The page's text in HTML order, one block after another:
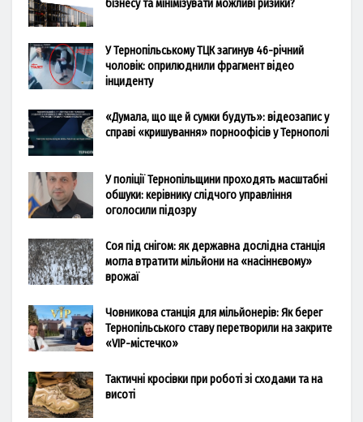
бізнесу та мінімізувати можливі ризики?
У Тернопільському ТЦК загинув 46-річний
чоловік: оприлюднили фрагмент відео
інциденту
«Думала, що ще й сумки будуть»: відеозапис у
справі «кришування» порноофісів у Тернополі
У поліції Тернопільщини проходять масштабні
обшуки: керівнику слідчого управління
оголосили підозру
Соя під снігом: як державна дослідна станція
могла втратити мільйони на «насіннєвому»
врожаї
Човникова станція для мільйонерів: Як берег
Тернопільського ставу перетворили на закрите
«VIP-містечко»
Тактичні кросівки при роботі зі сходами та на
висоті